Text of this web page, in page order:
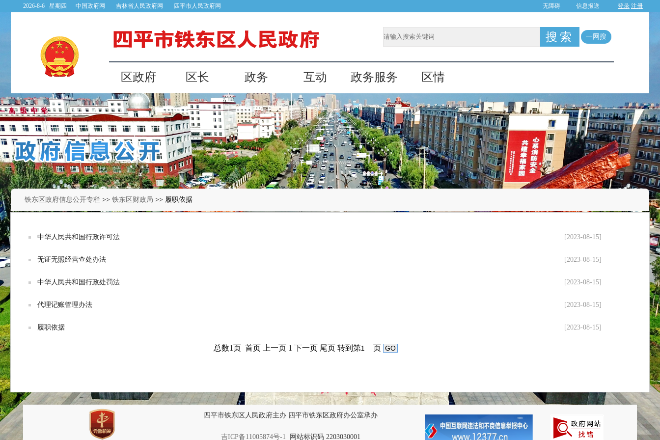
登录 注册
铁东区政府信息公开专栏 >> 铁东区财政局 >> 履职依据
[2023-08-15]
中华人民共和国行政许可法
[2023-08-15]
无证无照经营查处办法
[2023-08-15]
中华人民共和国行政处罚法
[2023-08-15]
代理记账管理办法
[2023-08-15]
履职依据
总数1页 首页 上一页 1 下一页 尾页 转到第 页